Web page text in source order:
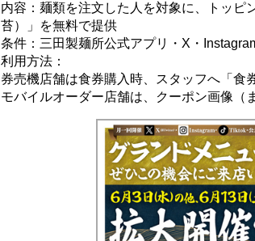
内容：麺類を注文した人を対象に、トッピ
苔）」を無料で提供
条件：三田製麺所公式アプリ・X・
利用方法：
券売機店舗は食券購入時、スタッフへ「
モバイルオーダー店舗は、クーポン画像